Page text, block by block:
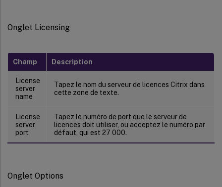
Onglet Licensing
Champ Description
License
server
name
Tapez le nom du serveur de licences Citrix dans
cette zone de texte.
License
server
port
Tapez le numéro de port que le serveur de
licences doit utiliser, ou acceptez le numéro par
défaut, qui est 27 000.
Onglet Options